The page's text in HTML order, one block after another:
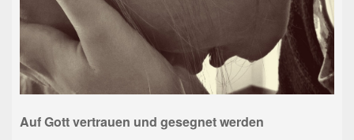
Auf Gott vertrauen und gesegnet werden